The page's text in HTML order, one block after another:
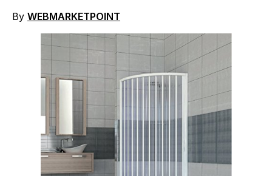
By WEBMARKETPOINT